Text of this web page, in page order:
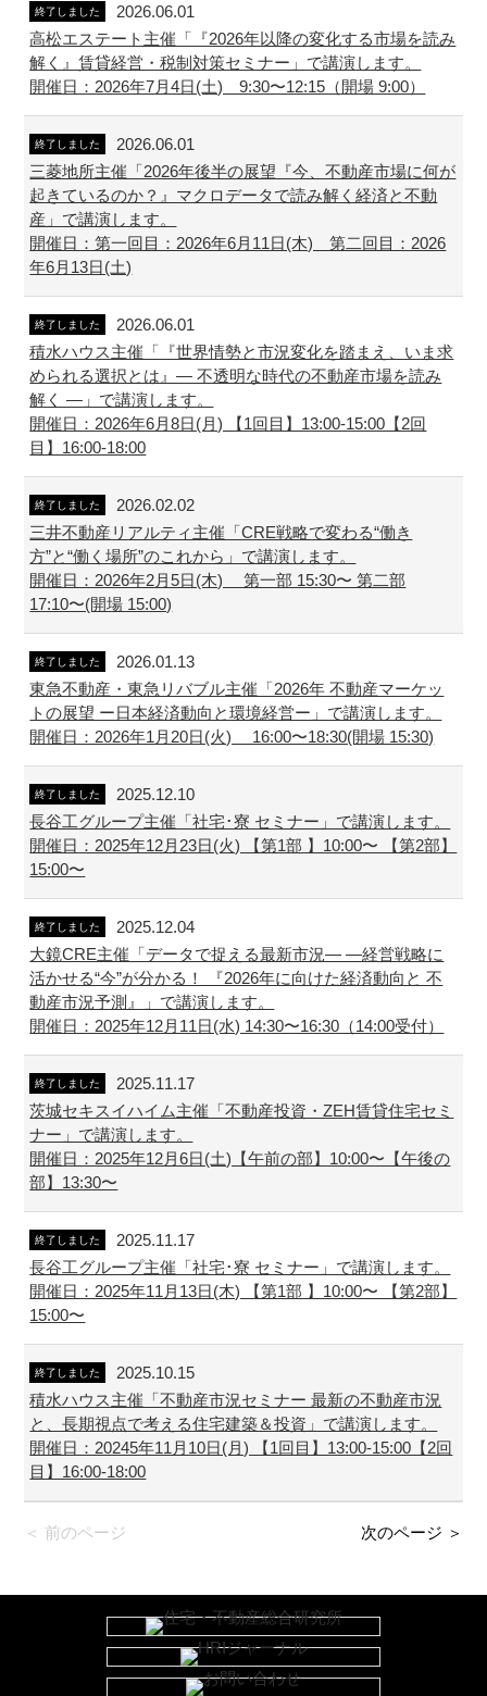
終了しました
2026.06.01
高松エステート主催「『2026年以降の変化する市場を読み
解く』賃貸経営・税制対策セミナー」で講演します。
開催日：2026年7月4日(土) 9:30〜12:15（開場 9:00）
終了しました
2026.06.01
三菱地所主催「2026年後半の展望『今、不動産市場に何が
起きているのか？』マクロデータで読み解く経済と不動
産」で講演します。
開催日：第一回目：2026年6月11日(木) 第二回目：2026
年6月13日(土)
終了しました
2026.06.01
積水ハウス主催「『世界情勢と市況変化を踏まえ、いま求
められる選択とは』― 不透明な時代の不動産市場を読み
解く ―」で講演します。
開催日：2026年6月8日(月) 【1回目】13:00-15:00【2回
目】16:00-18:00
終了しました
2026.02.02
三井不動産リアルティ主催「CRE戦略で変わる“働き
方”と“働く場所”のこれから」で講演します。
開催日：2026年2月5日(木) 第一部 15:30〜 第二部
17:10〜(開場 15:00)
終了しました
2026.01.13
東急不動産・東急リバブル主催「2026年 不動産マーケッ
トの展望 ー日本経済動向と環境経営ー」で講演します。
開催日：2026年1月20日(火) 16:00〜18:30(開場 15:30)
終了しました
2025.12.10
長谷工グループ主催「社宅･寮 セミナー」で講演します。
開催日：2025年12月23日(火) 【第1部 】10:00〜 【第2部】
15:00〜
終了しました
2025.12.04
大鏡CRE主催「データで捉える最新市況― ―経営戦略に
活かせる“今”が分かる！ 『2026年に向けた経済動向と 不
動産市況予測』」で講演します。
開催日：2025年12月11日(水) 14:30〜16:30（14:00受付）
終了しました
2025.11.17
茨城セキスイハイム主催「不動産投資・ZEH賃貸住宅セミ
ナー」で講演します。
開催日：2025年12月6日(土)【午前の部】10:00〜【午後の
部】13:30〜
終了しました
2025.11.17
長谷工グループ主催「社宅･寮 セミナー」で講演します。
開催日：2025年11月13日(木) 【第1部 】10:00〜 【第2部】
15:00〜
終了しました
2025.10.15
積水ハウス主催「不動産市況セミナー 最新の不動産市況
と、長期視点で考える住宅建築＆投資」で講演します。
開催日：20245年11月10日(月) 【1回目】13:00-15:00【2回
目】16:00-18:00
＜ 前のページ 次のページ ＞